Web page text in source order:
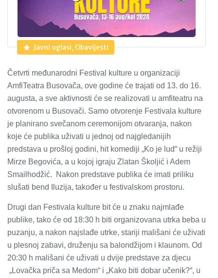
Javni oglasi, Obavijesti
Četvrti međunarodni Festival kulture u organizaciji
AmfiTeatra Busovača, ove godine će trajati od 13. do 16.
augusta, a sve aktivnosti će se realizovati u amfiteatru na
otvorenom u Busovači. Samo otvorenje Festivala kulture
je planirano svečanom ceremonijom otvaranja, nakon
koje će publika uživati u jednoj od najgledanijih
predstava u prošloj godini, hit komediji „Ko je lud“ u režiji
Mirze Begovića, a u kojoj igraju Zlatan Školjić i Adem
Smailhodžić. Nakon predstave publika će imati priliku
slušati bend Iluzija, također u festivalskom prostoru.
Drugi dan Festivala kulture bit će u znaku najmlađe
publike, tako će od 18:30 h biti organizovana utrka beba u
puzanju, a nakon najslađe utrke, stariji mališani će uživati
u plesnoj zabavi, druženju sa balondžijom i klaunom. Od
20:30 h mališani će uživati u dvije predstave za djecu
„Lovačka priča sa Medom“ i „Kako biti dobar učenik?“, u